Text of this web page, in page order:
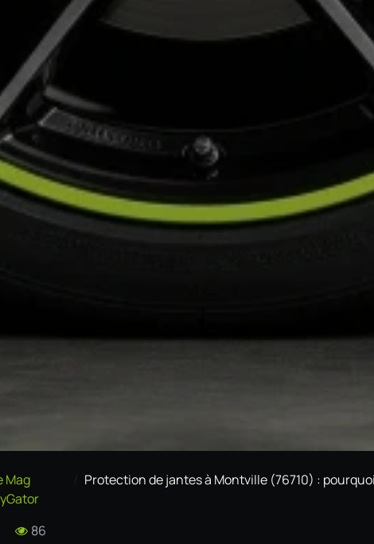
Mag
Protection de jantes à Montville (76710) : pourquoi et comment
86